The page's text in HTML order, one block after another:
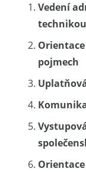
Vedení
technikou
pojmech